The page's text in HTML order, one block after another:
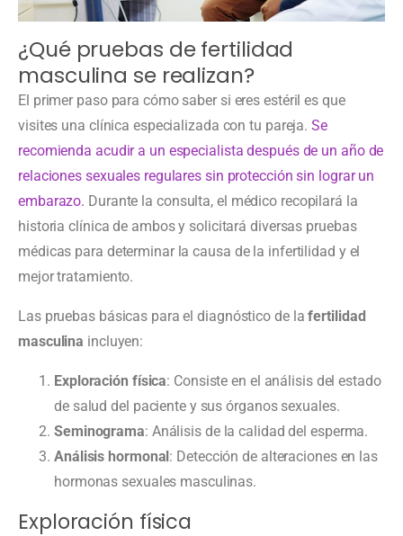
¿Qué pruebas de fertilidad
masculina se realizan?
El primer paso para cómo saber si eres estéril es que
visites una clínica especializada con tu pareja.Se
recomienda acudir a un especialista después de un año de
relaciones sexuales regulares sin protección sin lograr un
embarazo. Durante la consulta, el médico recopilará la
historia clínica de ambos y solicitará diversas pruebas
médicas para determinar la causa de la infertilidad y el
mejor tratamiento.
Las pruebas básicas para el diagnóstico de lafertilidad
masculina incluyen:
Exploración física: Consiste en el análisis del estado
de salud del paciente y sus órganos sexuales.
Seminograma: Análisis de la calidad del esperma.
Análisis hormonal: Detección de alteraciones en las
hormonas sexuales masculinas.
Exploración física